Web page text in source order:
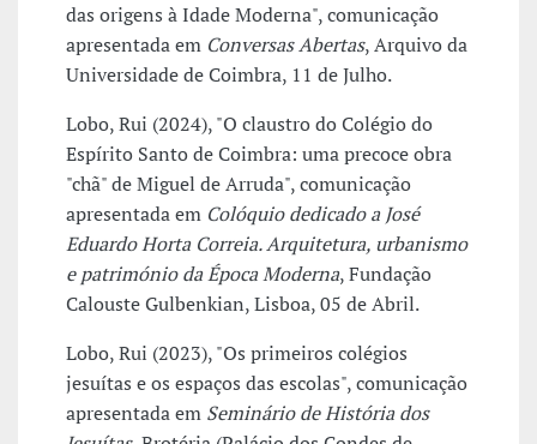
das origens à Idade Moderna", comunicação
apresentada em Conversas Abertas, Arquivo da
Universidade de Coimbra, 11 de Julho.
Lobo, Rui (2024), "O claustro do Colégio do
Espírito Santo de Coimbra: uma precoce obra
"chã" de Miguel de Arruda", comunicação
apresentada em Colóquio dedicado a José
Eduardo Horta Correia. Arquitetura, urbanismo
e património da Época Moderna, Fundação
Calouste Gulbenkian, Lisboa, 05 de Abril.
Lobo, Rui (2023), "Os primeiros colégios
jesuítas e os espaços das escolas", comunicação
apresentada em Seminário de História dos